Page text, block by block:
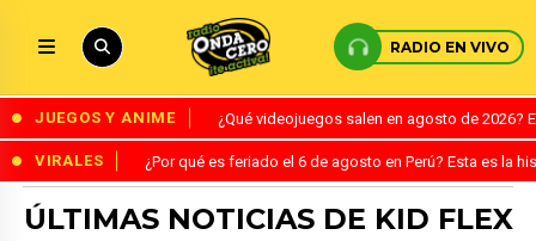
RADIO EN VIVO
JUEGOS Y ANIME ¿Qué videojuegos salen en agosto de
VIRALES ¿Por qué es feriado el 6 de agosto en Perú? Esta es la
ÚLTIMAS NOTICIAS DE KID FLEX